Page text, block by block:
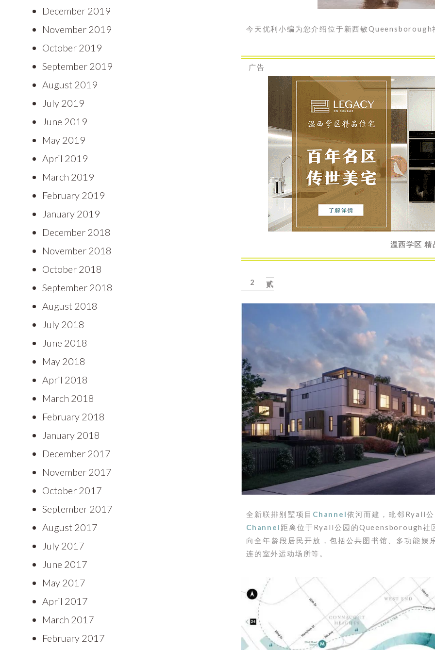
今天优利小编为您介绍位于新西敏Queensborough
广告
温西学区 精
2 贰
全新联排别墅项目 Channel依河而建，毗邻Ryall
Channel 距离位于Ryall公园的Queensborough社
向全年龄段居民开放，包括公共图书馆、多功能
连的室外运动场所等。
December 2019
November 2019
October 2019
September 2019
August 2019
July 2019
June 2019
May 2019
April 2019
March 2019
February 2019
January 2019
December 2018
November 2018
October 2018
September 2018
August 2018
July 2018
June 2018
May 2018
April 2018
March 2018
February 2018
January 2018
December 2017
November 2017
October 2017
September 2017
August 2017
July 2017
June 2017
May 2017
April 2017
March 2017
February 2017